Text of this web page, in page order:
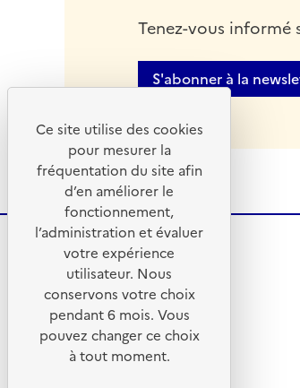
Tenez-vous informé
S'abonner à la
Ce site utilise des cookies
pour mesurer la
fréquentation du site afin
d’en améliorer le
fonctionnement,
l’administration et évaluer
votre expérience
utilisateur. Nous
conservons votre choix
pendant 6 mois. Vous
pouvez changer ce choix
à tout moment.